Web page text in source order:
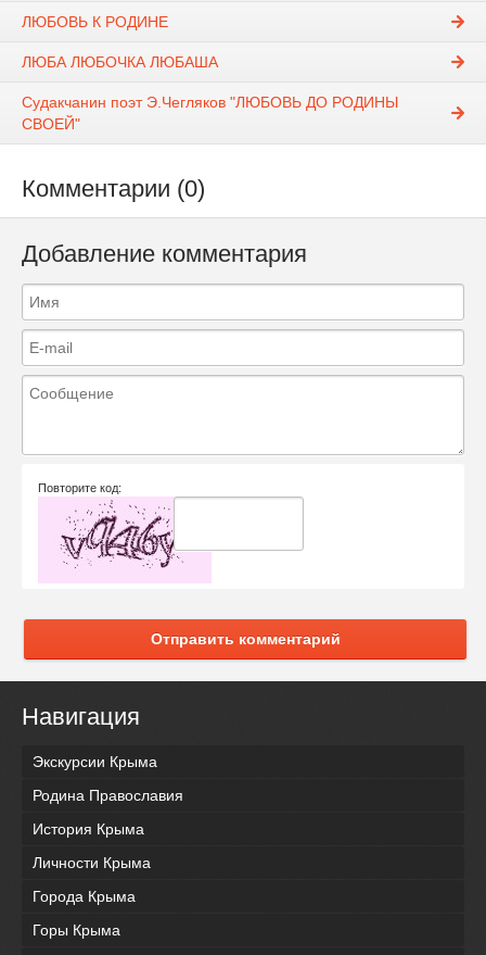
ЛЮБОВЬ К РОДИНЕ
ЛЮБА ЛЮБОЧКА ЛЮБАША
Судакчанин поэт Э.Чегляков "ЛЮБОВЬ ДО РОДИНЫ
СВОЕЙ"
Комментарии (0)
Добавление комментария
Повторите код:
Отправить комментарий
Навигация
Экскурсии Крыма
Родина Православия
История Крыма
Личности Крыма
Города Крыма
Горы Крыма